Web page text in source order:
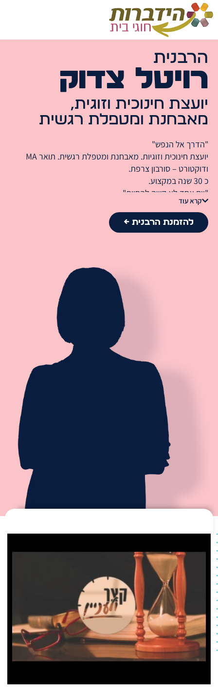
הרבנית
רויטל צדוק
יועצת חינוכית וזוגית,
מאבחנת ומטפלת רגשית
"הדרך אל הנפש"
יועצת חינוכית וזוגיות. מאבחנת ומטפלת רגשית. תואר MA
ודוקטורט – סורבון צרפת.
כ 30 שנה במקצוע.
"יום אחד לא קשה להחיות"
אומרים חז"ל: "…הצדיקים מחיים את ימיהם" ולכן לא קשה
להחיות יום אחד לכל אדם.
וכמו כן לשמוח ולשמח את אותו היום. השמחה היא הכותרת
כל אדם לפי מצבו, גם בעליות וגם בירידות, נבנה, וללא
הקשיים והניסיונות לא היינו מגלים את הכוחות שחנן אותנו
אדם צריך להכניס לעצמו חיות, לאהוב ולשמוח במה שיש לו –
ככתוב: "כי בשמחה תצאו" – מכל הבעיות", "טופח על מנת
להטפיח", על ידי הרמת עצמו, האדם יכול להרים אחרים.
קרא עוד
להזמנת הרבנית ←